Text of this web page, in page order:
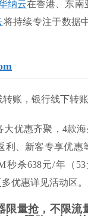
纳云在香港、东南
将持续专注于数据
账，银行线下转账
大优惠齐聚，4款
、新客专享优
秒杀638元/年（
优惠详见活动区。
量抢，不限流